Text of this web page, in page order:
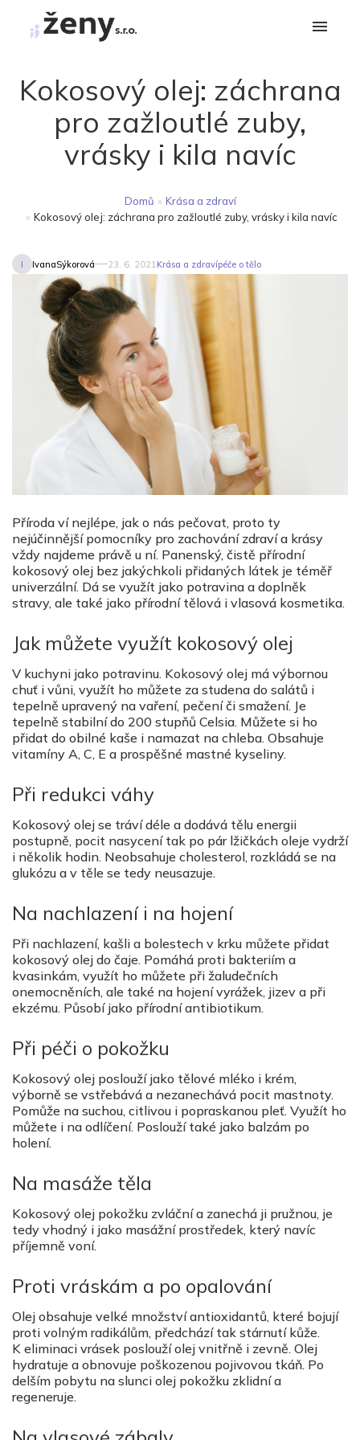
Kokosový olej: záchrana
pro zažloutlé zuby,
vrásky i kila navíc
Domů » Krása a zdraví
» Kokosový olej: záchrana pro zažloutlé zuby, vrásky i kila navíc
I IvanaSýkorová 23. 6. 2021 Krása a zdravípéče o tělo
Příroda ví nejlépe, jak o nás pečovat, proto ty
nejúčinnější pomocníky pro zachování zdraví a krásy
vždy najdeme právě u ní. Panenský, čistě přírodní
kokosový olej bez jakýchkoli přidaných látek je téměř
univerzální. Dá se využít jako potravina a doplněk
stravy, ale také jako přírodní tělová i vlasová kosmetika.
Jak můžete využít kokosový olej
V kuchyni jako potravinu. Kokosový olej má výbornou
chuť i vůni, využít ho můžete za studena do salátů i
tepelně upravený na vaření, pečení či smažení. Je
tepelně stabilní do 200 stupňů Celsia. Můžete si ho
přidat do obilné kaše i namazat na chleba. Obsahuje
vitamíny A, C, E a prospěšné mastné kyseliny.
Při redukci váhy
Kokosový olej se tráví déle a dodává tělu energii
postupně, pocit nasycení tak po pár lžičkách oleje vydrží
i několik hodin. Neobsahuje cholesterol, rozkládá se na
glukózu a v těle se tedy neusazuje.
Na nachlazení i na hojení
Při nachlazení, kašli a bolestech v krku můžete přidat
kokosový olej do čaje. Pomáhá proti bakteriím a
kvasinkám, využít ho můžete při žaludečních
onemocněních, ale také na hojení vyrážek, jizev a při
ekzému. Působí jako přírodní antibiotikum.
Při péči o pokožku
Kokosový olej poslouží jako tělové mléko i krém,
výborně se vstřebává a nezanechává pocit mastnoty.
Pomůže na suchou, citlivou i popraskanou pleť. Využít ho
můžete i na odlíčení. Poslouží také jako balzám po
holení.
Na masáže těla
Kokosový olej pokožku zvláční a zanechá ji pružnou, je
tedy vhodný i jako masážní prostředek, který navíc
příjemně voní.
Proti vráskám a po opalování
Olej obsahuje velké množství antioxidantů, které bojují
proti volným radikálům, předchází tak stárnutí kůže.
K eliminaci vrásek poslouží olej vnitřně i zevně. Olej
hydratuje a obnovuje poškozenou pojivovou tkáň. Po
delším pobytu na slunci olej pokožku zklidní a
regeneruje.